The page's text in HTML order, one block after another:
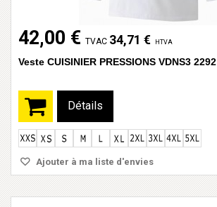
42,00 € TVAC 34,71 € HTVA
Veste CUISINIER PRESSIONS VDNS3 2292
Détails
Ajouter à ma liste d'envies